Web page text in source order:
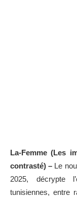
La-Femme (Les
contrasté) – Le
2025, décrypte
tunisiennes, entre